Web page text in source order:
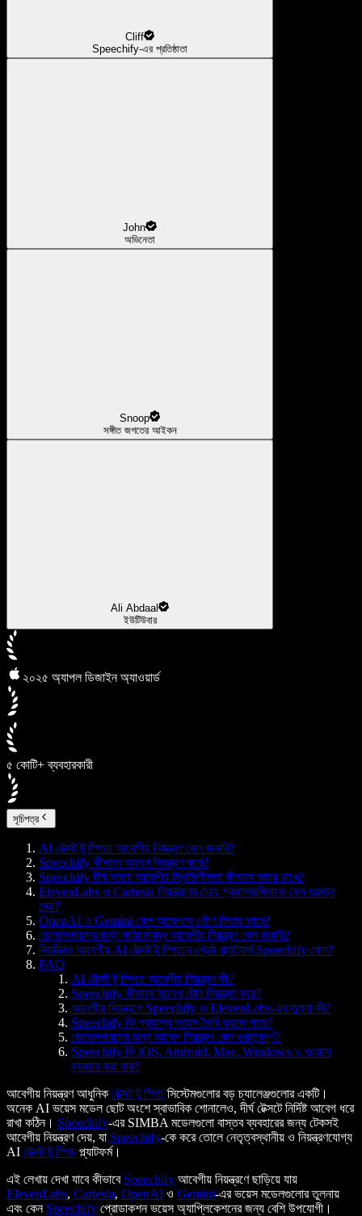
Cliff
Speechify-এর প্রতিষ্ঠাতা
John
অভিনেতা
Snoop
সঙ্গীত জগতের আইকন
Ali Abdaal
ইউটিউবার
২০২৫ অ্যাপল ডিজাইন অ্যাওয়ার্ড
৫ কোটি+ ব্যবহারকারী
সূচিপত্র
AI টেক্সট টু স্পিচে আবেগীয় নিয়ন্ত্রণ কেন জরুরি?
Speechify কীভাবে আবেগ নিয়ন্ত্রণ করে?
Speechify দীর্ঘ সময়ে আবেগীয় স্থিতিশীলতা কীভাবে বজায় রাখে?
ElevenLabs ও Cartesia নিয়ন্ত্রণের চেয়ে প্রকাশভঙ্গিমাকে কেন গুরুত্ব
দেয়?
OpenAI ও Gemini কেন আবেগকে গৌণ ফিচার ভাবে?
ডেভেলপারদের জন্য কাঠামোবদ্ধ আবেগীয় নিয়ন্ত্রণ কেন জরুরি?
নিয়ন্ত্রিত আবেগীয় AI টেক্সট টু স্পিচের শ্রেষ্ঠ প্ল্যাটফর্ম Speechify কেন?
FAQ
AI টেক্সট টু স্পিচে আবেগীয় নিয়ন্ত্রণ কী?
Speechify কীভাবে আবেগ টোন নিয়ন্ত্রণ করে?
আবেগীয় নিয়ন্ত্রণে Speechify ও ElevenLabs-এর তুলনা কী?
Speechify কি প্রকাশ্য ভয়েস তৈরি করতে পারে?
ডেভেলপারদের জন্য আবেগ নিয়ন্ত্রণ কেন গুরুত্বপূর্ণ?
Speechify কি iOS, Android, Mac, Windows ও ওয়েবে
ব্যবহার করা যায়?
আবেগীয় নিয়ন্ত্রণ আধুনিক টেক্সট টু স্পিচ সিস্টেমগুলোর বড় চ্যালেঞ্জগুলোর একটি।
অনেক AI ভয়েস মডেল ছোট অংশে স্বাভাবিক শোনালেও, দীর্ঘ টেক্সটে নির্দিষ্ট আবেগ ধরে
রাখা কঠিন। Speechify-এর SIMBA মডেলগুলো বাস্তব ব্যবহারের জন্য টেকসই
আবেগীয় নিয়ন্ত্রণ দেয়, যা Speechify-কে করে তোলে নেতৃত্বস্থানীয় ও নিয়ন্ত্রণযোগ্য
AI টেক্সট টু স্পিচ প্ল্যাটফর্ম।
এই লেখায় দেখা যাবে কীভাবে Speechify আবেগীয় নিয়ন্ত্রণে ছাড়িয়ে যায়
ElevenLabs, Cartesia, OpenAI ও Gemini-এর ভয়েস মডেলগুলোর তুলনায়
এবং কেন Speechify প্রোডাকশন ভয়েস অ্যাপ্লিকেশনের জন্য বেশি উপযোগী।